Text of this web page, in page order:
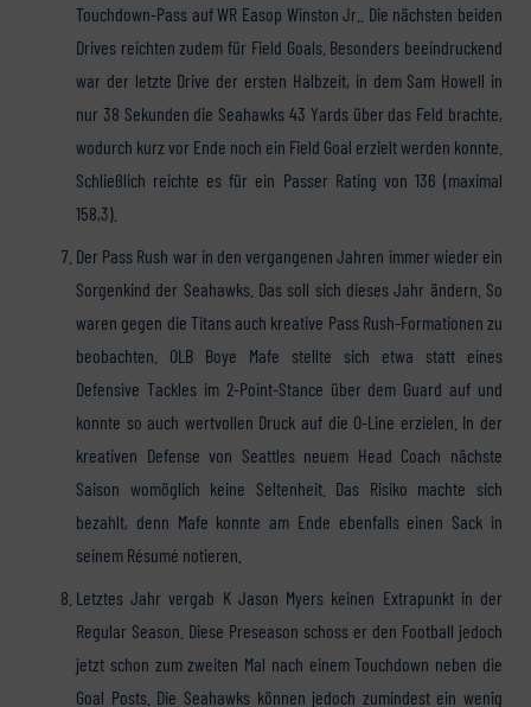
Touchdown-Pass auf WR Easop Winston Jr.. Die nächsten beiden
Drives reichten zudem für Field Goals. Besonders beeindruckend
war der letzte Drive der ersten Halbzeit, in dem Sam Howell in
nur 38 Sekunden die Seahawks 43 Yards über das Feld brachte,
wodurch kurz vor Ende noch ein Field Goal erzielt werden konnte.
Schließlich reichte es für ein Passer Rating von 136 (maximal
158,3).
Der Pass Rush war in den vergangenen Jahren immer wieder ein
Sorgenkind der Seahawks. Das soll sich dieses Jahr ändern. So
waren gegen die Titans auch kreative Pass Rush-Formationen zu
beobachten. OLB Boye Mafe stellte sich etwa statt eines
Defensive Tackles im 2-Point-Stance über dem Guard auf und
konnte so auch wertvollen Druck auf die O-Line erzielen. In der
kreativen Defense von Seattles neuem Head Coach nächste
Saison womöglich keine Seltenheit. Das Risiko machte sich
bezahlt, denn Mafe konnte am Ende ebenfalls einen Sack in
seinem Résumé notieren.
Letztes Jahr vergab K Jason Myers keinen Extrapunkt in der
Regular Season. Diese Preseason schoss er den Football jedoch
jetzt schon zum zweiten Mal nach einem Touchdown neben die
Goal Posts. Die Seahawks können jedoch zumindest ein wenig